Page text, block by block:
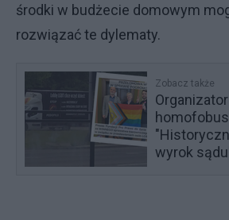
środki w budżecie domowym
rozwiązać te dylematy.
Zobacz także
wyrok